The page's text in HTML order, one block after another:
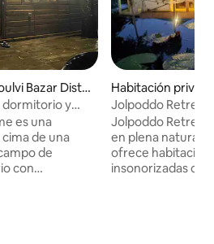
Bazar Distri
dormitorio y
es una
de una
de
con
Habitación
rict
Jolpoddo Retreat
naturaleza
Jolpoddo Retreat
en plena
ofrece
insonorizadas